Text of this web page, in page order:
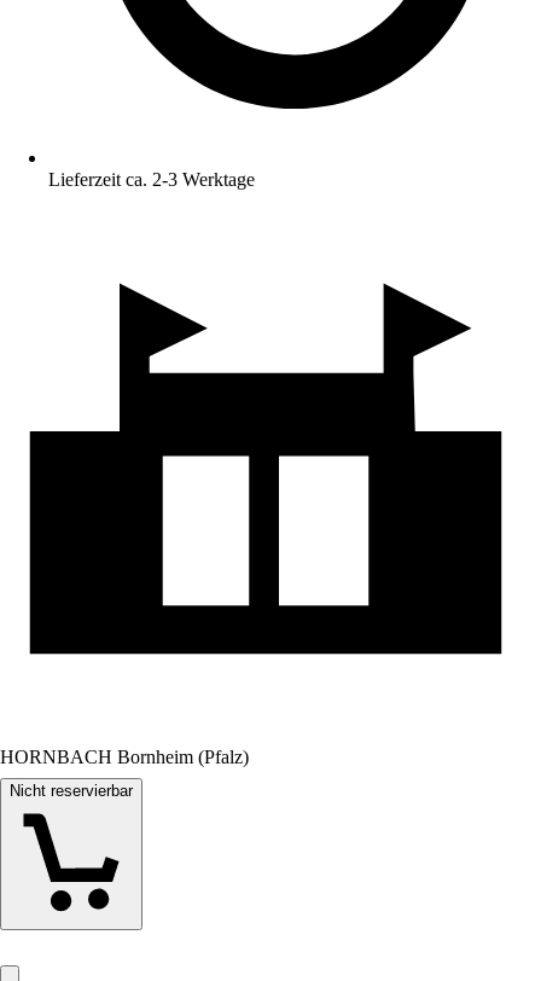
Lieferzeit ca. 2-3 Werktage
HORNBACH Bornheim (Pfalz)
Nicht reservierbar